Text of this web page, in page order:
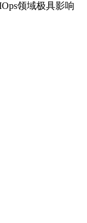
领域极具影响